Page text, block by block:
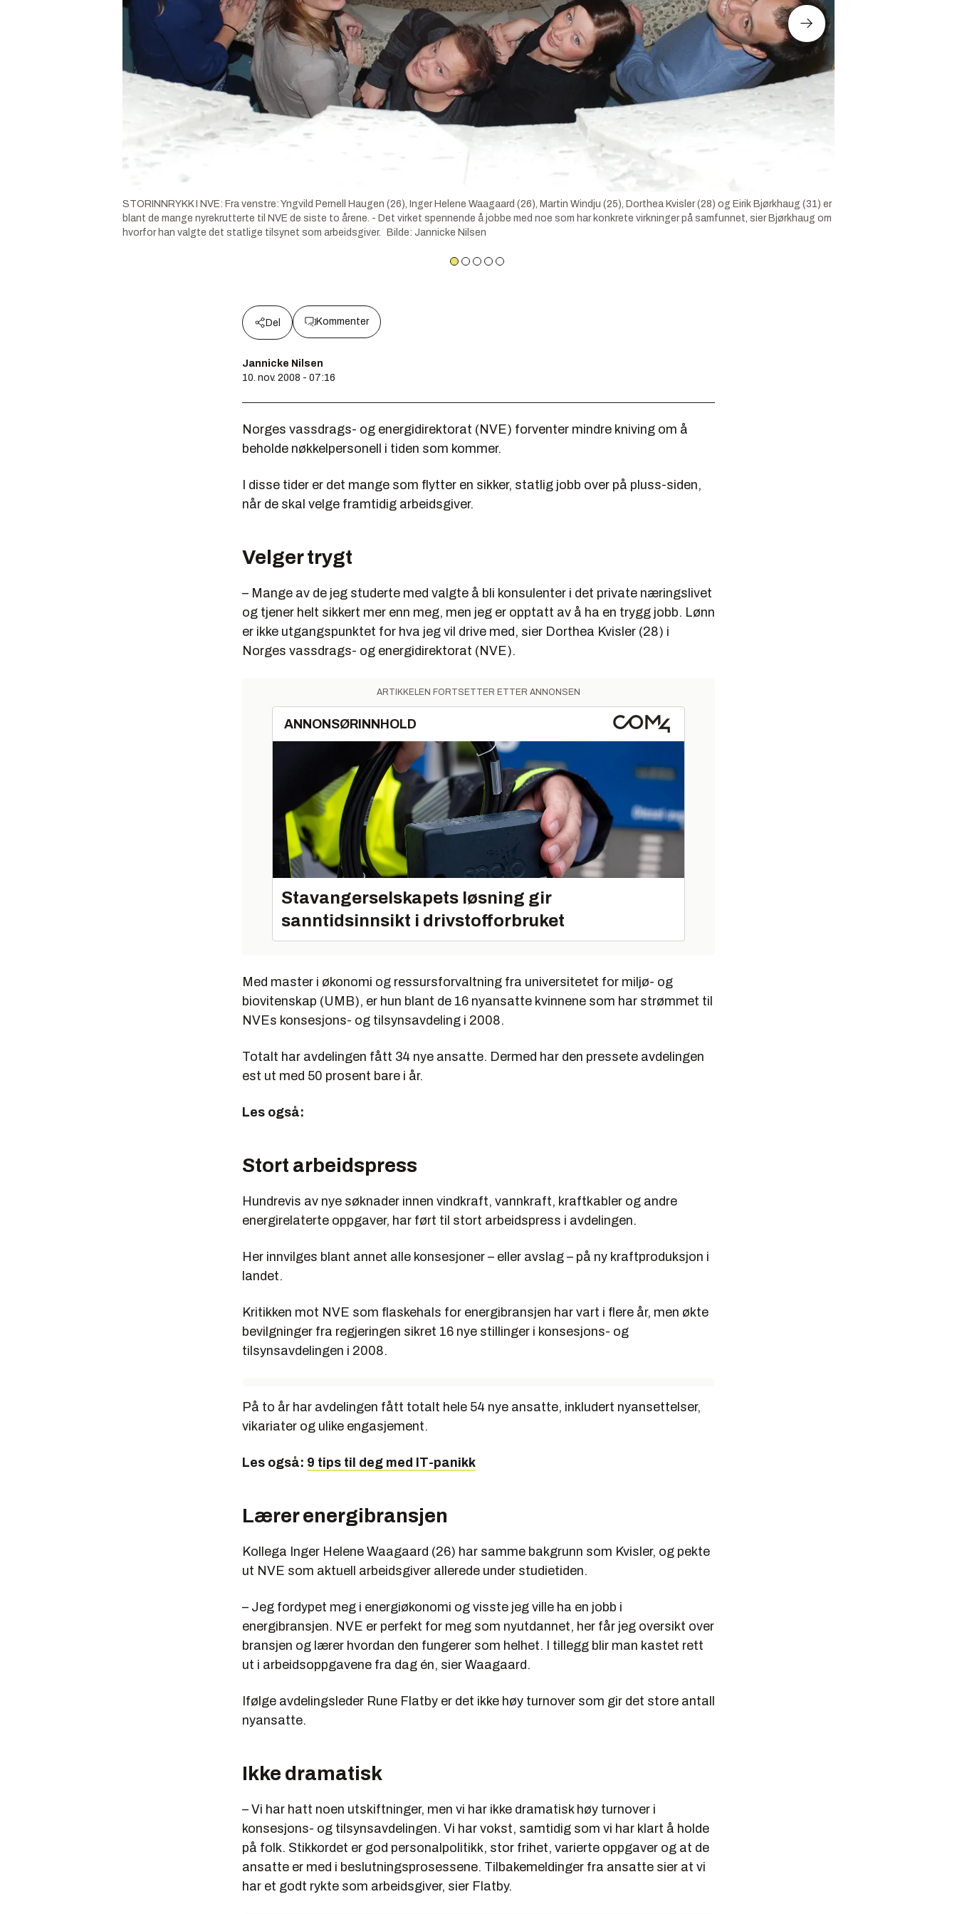
STORINNRYKK I NVE: Fra venstre: Yngvild Pernell Haugen (26), Inger Helene Waagaard (26), Martin Windju (25), Dorthea Kvisler (28) og Eirik Bjørkhaug (31) er
blant de mange nyrekrutterte til NVE de siste to årene. - Det virket spennende å jobbe med noe som har konkrete virkninger på samfunnet, sier Bjørkhaug om
hvorfor han valgte det statlige tilsynet som arbeidsgiver.
Bilde: Jannicke Nilsen
Del Kommenter
Jannicke Nilsen
10. nov. 2008 - 07:16
Norges vassdrags- og energidirektorat (NVE) forventer mindre kniving om å
beholde nøkkelpersonell i tiden som kommer.
I disse tider er det mange som flytter en sikker, statlig jobb over på pluss-siden,
når de skal velge framtidig arbeidsgiver.
Velger trygt
– Mange av de jeg studerte med valgte å bli konsulenter i det private næringslivet
og tjener helt sikkert mer enn meg, men jeg er opptatt av å ha en trygg jobb. Lønn
er ikke utgangspunktet for hva jeg vil drive med, sier Dorthea Kvisler (28) i
Norges vassdrags- og energidirektorat (NVE).
ARTIKKELEN FORTSETTER ETTER ANNONSEN
ANNONSØRINNHOLD
Stavangerselskapets løsning gir
sanntidsinnsikt i drivstofforbruket
Med master i økonomi og ressursforvaltning fra universitetet for miljø- og
biovitenskap (UMB), er hun blant de 16 nyansatte kvinnene som har strømmet til
NVEs konsesjons- og tilsynsavdeling i 2008.
Totalt har avdelingen fått 34 nye ansatte. Dermed har den pressete avdelingen
est ut med 50 prosent bare i år.
Les også:
Stort arbeidspress
Hundrevis av nye søknader innen vindkraft, vannkraft, kraftkabler og andre
energirelaterte oppgaver, har ført til stort arbeidspress i avdelingen.
Her innvilges blant annet alle konsesjoner – eller avslag – på ny kraftproduksjon i
landet.
Kritikken mot NVE som flaskehals for energibransjen har vart i flere år, men økte
bevilgninger fra regjeringen sikret 16 nye stillinger i konsesjons- og
tilsynsavdelingen i 2008.
På to år har avdelingen fått totalt hele 54 nye ansatte, inkludert nyansettelser,
vikariater og ulike engasjement.
Les også: 9 tips til deg med IT-panikk
Lærer energibransjen
Kollega Inger Helene Waagaard (26) har samme bakgrunn som Kvisler, og pekte
ut NVE som aktuell arbeidsgiver allerede under studietiden.
– Jeg fordypet meg i energiøkonomi og visste jeg ville ha en jobb i
energibransjen. NVE er perfekt for meg som nyutdannet, her får jeg oversikt over
bransjen og lærer hvordan den fungerer som helhet. I tillegg blir man kastet rett
ut i arbeidsoppgavene fra dag én, sier Waagaard.
Ifølge avdelingsleder Rune Flatby er det ikke høy turnover som gir det store antall
nyansatte.
Ikke dramatisk
– Vi har hatt noen utskiftninger, men vi har ikke dramatisk høy turnover i
konsesjons- og tilsynsavdelingen. Vi har vokst, samtidig som vi har klart å holde
på folk. Stikkordet er god personalpolitikk, stor frihet, varierte oppgaver og at de
ansatte er med i beslutningsprosessene. Tilbakemeldinger fra ansatte sier at vi
har et godt rykte som arbeidsgiver, sier Flatby.